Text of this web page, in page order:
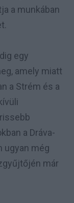
a munkában
egy
amely miatt
a Strém és a
a Dráva-
ugyan még
már